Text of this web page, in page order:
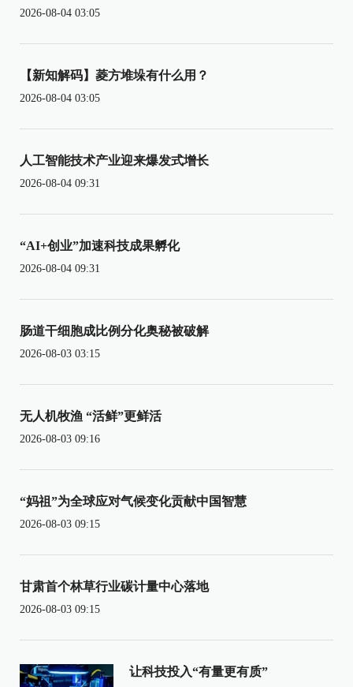
2026-08-04 03:05
【新知解码】菱方堆垛有什么用？
2026-08-04 03:05
人工智能技术产业迎来爆发式增长
2026-08-04 09:31
“AI+创业”加速科技成果孵化
2026-08-04 09:31
肠道干细胞成比例分化奥秘被破解
2026-08-03 03:15
无人机牧渔 “活鲜”更鲜活
2026-08-03 09:16
“妈祖”为全球应对气候变化贡献中国智慧
2026-08-03 09:15
甘肃首个林草行业碳计量中心落地
2026-08-03 09:15
让科技投入“有量更有质”